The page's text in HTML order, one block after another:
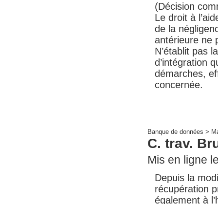
(Décision
Le droit à
de la
antérieure ne
N’établit pas
d’intégration
démarches,
concernée.
Banque de données >
C. trav.
Mis en ligne
Depuis la
récupération
également à